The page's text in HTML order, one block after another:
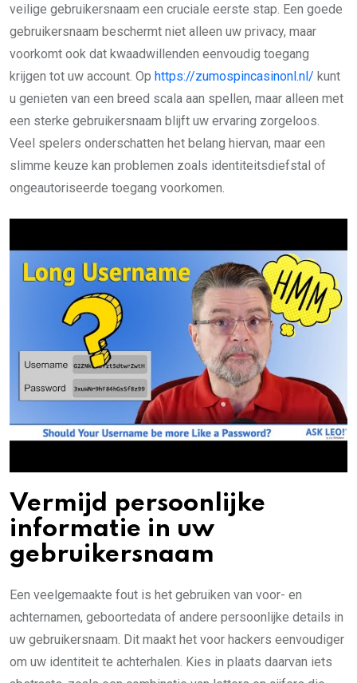
veilige gebruikersnaam een cruciale eerste stap. Een goede
gebruikersnaam beschermt niet alleen uw privacy, maar
voorkomt ook dat kwaadwillenden eenvoudig toegang
krijgen tot uw account. Op https://zumospincasinonl.nl/ kunt
u genieten van een breed scala aan spellen, maar alleen met
een sterke gebruikersnaam blijft uw ervaring zorgeloos.
Veel spelers onderschatten het belang hiervan, maar een
slimme keuze kan problemen zoals identiteitsdiefstal of
ongeautoriseerde toegang voorkomen.
Vermijd persoonlijke
informatie in uw
gebruikersnaam
Een veelgemaakte fout is het gebruiken van voor- en
achternamen, geboortedata of andere persoonlijke details in
uw gebruikersnaam. Dit maakt het voor hackers eenvoudiger
om uw identiteit te achterhalen. Kies in plaats daarvan iets